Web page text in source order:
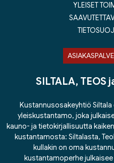
YLEISET
SILTALA, TEOS
Kustannusosakeyhtiö
yleiskustantamo, joka
kauno- ja tietokirjallisuutta
kustantamosta: Siltalasta,
kullakin on oma
kustantamoperhe